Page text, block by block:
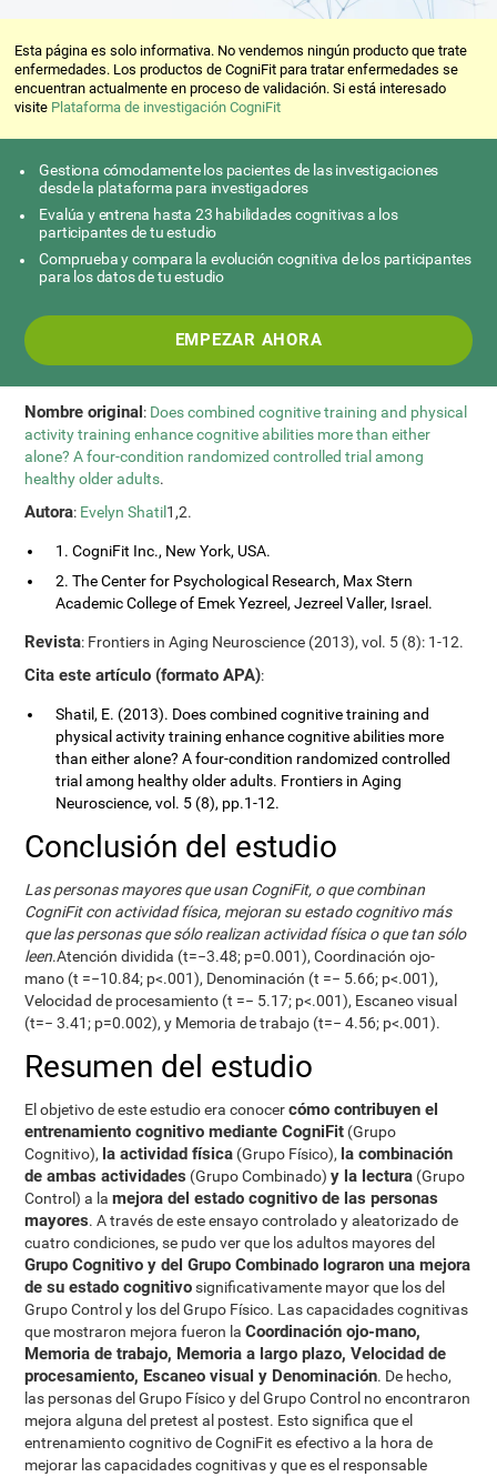
Esta página es solo informativa. No vendemos ningún producto que trate
enfermedades. Los productos de CogniFit para tratar enfermedades se
encuentran actualmente en proceso de validación. Si está interesado
visite Plataforma de investigación CogniFit
Gestiona cómodamente los pacientes de las investigaciones
desde la plataforma para investigadores
Evalúa y entrena hasta 23 habilidades cognitivas a los
participantes de tu estudio
Comprueba y compara la evolución cognitiva de los participantes
para los datos de tu estudio
EMPEZAR AHORA
Nombre original: Does combined cognitive training and physical
activity training enhance cognitive abilities more than either
alone? A four-condition randomized controlled trial among
healthy older adults.
Autora: Evelyn Shatil 1,2.
1. CogniFit Inc., New York, USA.
2. The Center for Psychological Research, Max Stern
Academic College of Emek Yezreel, Jezreel Valler, Israel.
Revista: Frontiers in Aging Neuroscience (2013), vol. 5 (8): 1-12.
Cita este artículo (formato APA):
Shatil, E. (2013). Does combined cognitive training and
physical activity training enhance cognitive abilities more
than either alone? A four-condition randomized controlled
trial among healthy older adults. Frontiers in Aging
Neuroscience, vol. 5 (8), pp.1-12.
Conclusión del estudio
Las personas mayores que usan CogniFit, o que combinan
CogniFit con actividad física, mejoran su estado cognitivo más
que las personas que sólo realizan actividad física o que tan sólo
leen.Atención dividida (t=−3.48; p=0.001), Coordinación ojo-
mano (t =−10.84; p<.001), Denominación (t =− 5.66; p<.001),
Velocidad de procesamiento (t =− 5.17; p<.001), Escaneo visual
(t=− 3.41; p=0.002), y Memoria de trabajo (t=− 4.56; p<.001).
Resumen del estudio
El objetivo de este estudio era conocercómo contribuyen el
entrenamiento cognitivo mediante CogniFit (Grupo
Cognitivo), la actividad física (Grupo Físico), la combinación
de ambas actividades (Grupo Combinado)y la lectura (Grupo
Control) a lamejora del estado cognitivo de las personas
mayores. A través de este ensayo controlado y aleatorizado de
cuatro condiciones, se pudo ver que los adultos mayores del
Grupo Cognitivo y del Grupo Combinado lograron una mejora
de su estado cognitivosignificativamente mayor que los del
Grupo Control y los del Grupo Físico. Las capacidades cognitivas
que mostraron mejora fueron laCoordinación ojo-mano,
Memoria de trabajo, Memoria a largo plazo, Velocidad de
procesamiento, Escaneo visual y Denominación. De hecho,
las personas del Grupo Físico y del Grupo Control no encontraron
mejora alguna del pretest al postest. Esto significa que el
entrenamiento cognitivo de CogniFit es efectivo a la hora de
mejorar las capacidades cognitivas y que es el responsable